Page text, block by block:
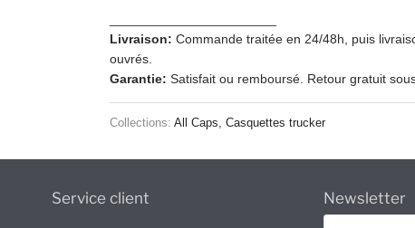
Livraison: Commande traitée en 24/48h, puis
ouvrés.
Garantie: Satisfait ou remboursé. Retour gratuit
Collections: All Caps, Casquettes trucker
Service client Newsletter